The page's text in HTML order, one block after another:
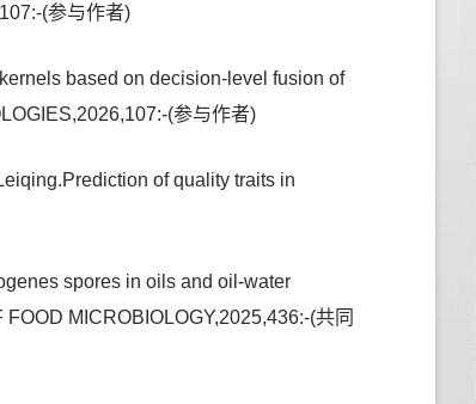
(参与作者)
based on decision-level fusion of
(参与作者)
of quality traits in
spores in oils and oil-water
MICROBIOLOGY,2025,436:-(共同